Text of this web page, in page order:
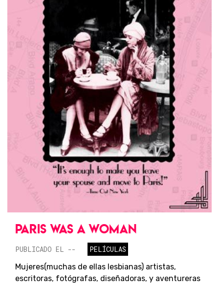
PARIS WAS A WOMAN
PUBLICADO EL --
PELÍCULAS
Mujeres(muchas de ellas lesbianas) artistas,
escritoras, fotógrafas, diseñadoras, y aventureras